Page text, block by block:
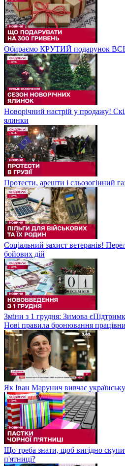
Обираємо КРУТИЙ подарунок
Новорічний настрій у продажу!
ялинки
Протести, арешти і сльозогінний
Соціальний захист ветеранів!
бойових дій
Зміни з 1 грудня: Зимова
Нові правила бронювання
Як Іван Марунич вивчає
Що треба знати, щоб вигідно
п'ятниці?